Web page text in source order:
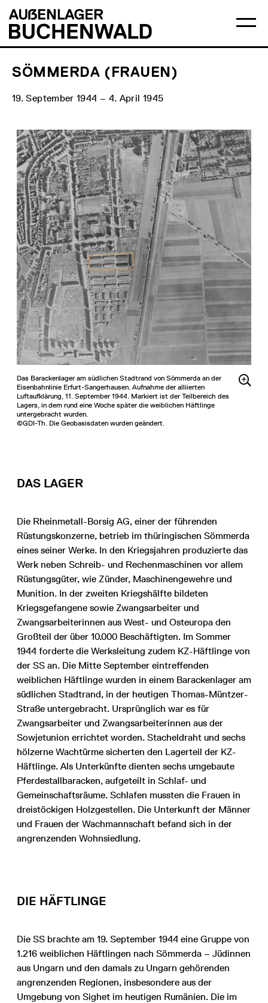
zum
Inhalt
Auẞenlager
Buchenwald
SÖMMERDA (FRAUEN)
19. September 1944 – 4. April 1945
Das Barackenlager am südlichen Stadtrand von Sömmerda an der
Eisenbahnlinie Erfurt-Sangerhausen. Aufnahme der alliierten
Luftaufklärung, 11. September 1944. Markiert ist der Teilbereich des
Lagers, in dem rund eine Woche später die weiblichen Häftlinge
untergebracht wurden.
©GDI-Th. Die Geobasisdaten wurden geändert.
DAS LAGER
Die Rheinmetall-Borsig AG, einer der führenden
Rüstungskonzerne, betrieb im thüringischen Sömmerda
eines seiner Werke. In den Kriegsjahren produzierte das
Werk neben Schreib- und Rechenmaschinen vor allem
Rüstungsgüter, wie Zünder, Maschinengewehre und
Munition. In der zweiten Kriegshälfte bildeten
Kriegsgefangene sowie Zwangsarbeiter und
Zwangsarbeiterinnen aus West- und Osteuropa den
Großteil der über 10.000 Beschäftigten. Im Sommer
1944 forderte die Werksleitung zudem KZ-Häftlinge von
der SS an. Die Mitte September eintreffenden
weiblichen Häftlinge wurden in einem Barackenlager am
südlichen Stadtrand, in der heutigen Thomas-Müntzer-
Straße untergebracht. Ursprünglich war es für
Zwangsarbeiter und Zwangsarbeiterinnen aus der
Sowjetunion errichtet worden. Stacheldraht und sechs
hölzerne Wachtürme sicherten den Lagerteil der KZ-
Häftlinge. Als Unterkünfte dienten sechs umgebaute
Pferdestallbaracken, aufgeteilt in Schlaf- und
Gemeinschaftsräume. Schlafen mussten die Frauen in
dreistöckigen Holzgestellen. Die Unterkunft der Männer
und Frauen der Wachmannschaft befand sich in der
angrenzenden Wohnsiedlung.
DIE HÄFTLINGE
Die SS brachte am 19. September 1944 eine Gruppe von
1.216 weiblichen Häftlingen nach Sömmerda – Jüdinnen
aus Ungarn und den damals zu Ungarn gehörenden
angrenzenden Regionen, insbesondere aus der
Umgebung von Sighet im heutigen Rumänien. Die im